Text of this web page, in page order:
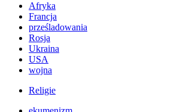
Afryka
Francja
prześladowania
Rosja
Ukraina
USA
wojna
Religie